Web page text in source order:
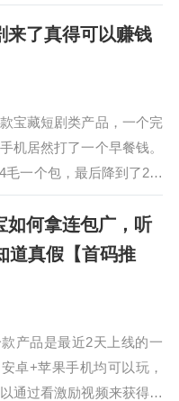
但是门路也不少，首先我
些广告基本常识什么是广
来了真得可以赚钱
宝藏短剧类产品，一个完
机居然打了一个早餐钱。
毛一个包，最后降到了2毛
这个软件有补贴。因为前
毛额外再给的1毛多，里面
，全…
如何拿连包广，听
道真假【首码推
产品是最近2天上线的一
卓+苹果手机均可以玩，
通过看激励视频来获得金